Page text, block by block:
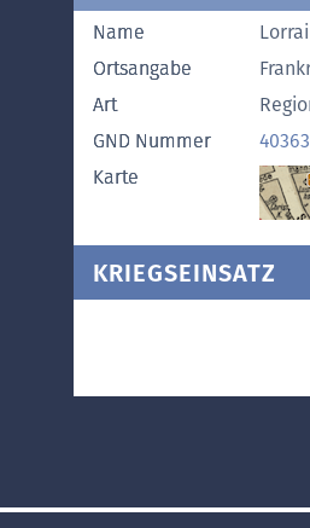
Name
Ortsangabe
Art
GND Nummer
Karte
KRIEGSEINSATZ